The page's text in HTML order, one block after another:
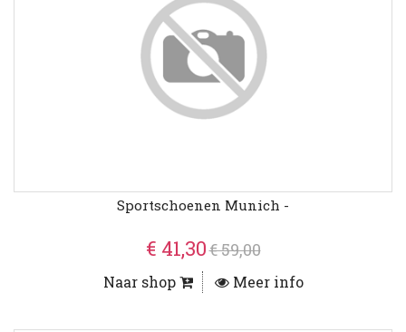
Sportschoenen Munich -
€ 41,30€ 59,00
Naar shop Meer info